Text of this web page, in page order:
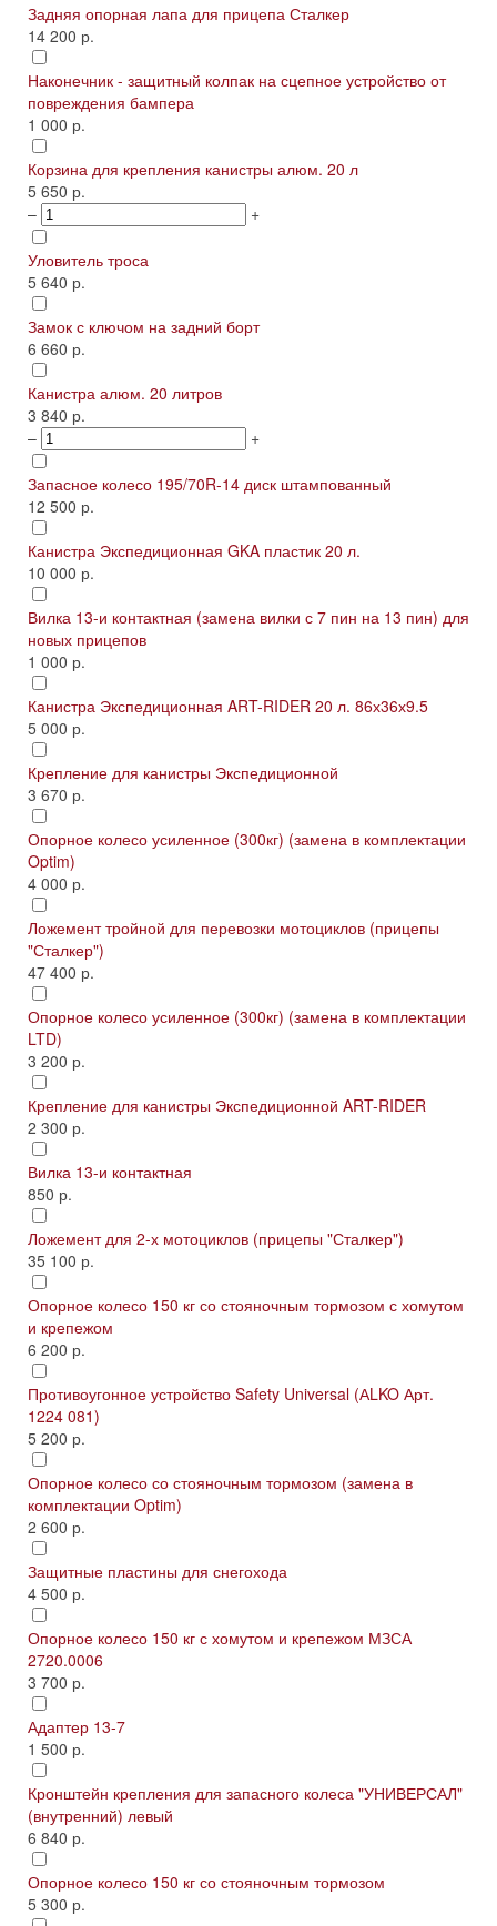
Задняя опорная лапа для прицепа Сталкер
14 200 р.
Наконечник - защитный колпак на сцепное устройство от
повреждения бампера
1 000 р.
Корзина для крепления канистры алюм. 20 л
5 650 р.
–
+
Уловитель троса
5 640 р.
Замок с ключом на задний борт
6 660 р.
Канистра алюм. 20 литров
3 840 р.
–
+
Запасное колесо 195/70R-14 диск штампованный
12 500 р.
Канистра Экспедиционная GKA пластик 20 л.
10 000 р.
Вилка 13-и контактная (замена вилки с 7 пин на 13 пин) для
новых прицепов
1 000 р.
Канистра Экспедиционная ART-RIDER 20 л. 86х36х9.5
5 000 р.
Крепление для канистры Экспедиционной
3 670 р.
Опорное колесо усиленное (300кг) (замена в комплектации
Optim)
4 000 р.
Ложемент тройной для перевозки мотоциклов (прицепы
"Сталкер")
47 400 р.
Опорное колесо усиленное (300кг) (замена в комплектации
LTD)
3 200 р.
Крепление для канистры Экспедиционной ART-RIDER
2 300 р.
Вилка 13-и контактная
850 р.
Ложемент для 2-х мотоциклов (прицепы "Сталкер")
35 100 р.
Опорное колесо 150 кг со стояночным тормозом с хомутом
и крепежом
6 200 р.
Противоугонное устройство Safety Universal (АLKO Арт.
1224 081)
5 200 р.
Опорное колесо со стояночным тормозом (замена в
комплектации Optim)
2 600 р.
Защитные пластины для снегохода
4 500 р.
Опорное колесо 150 кг с хомутом и крепежом МЗСА
2720.0006
3 700 р.
Адаптер 13-7
1 500 р.
Кронштейн крепления для запасного колеса "УНИВЕРСАЛ"
(внутренний) левый
6 840 р.
Опорное колесо 150 кг со стояночным тормозом
5 300 р.